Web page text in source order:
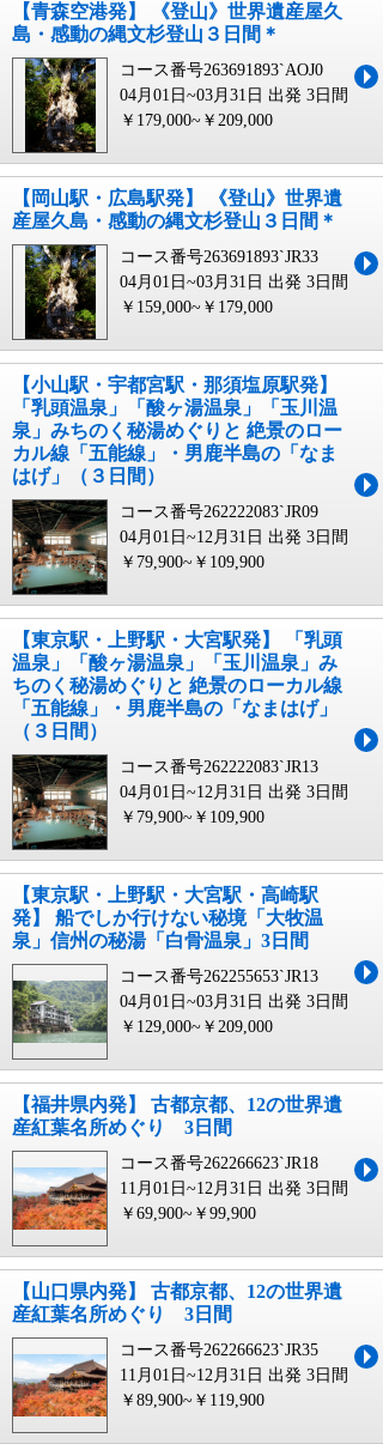
【青森空港発】 《登山》世界遺産屋久
島・感動の縄文杉登山３日間＊
コース番号263691893`AOJ0
04月01日~03月31日 出発 3日間
￥179,000~￥209,000
【岡山駅・広島駅発】 《登山》世界遺
産屋久島・感動の縄文杉登山３日間＊
コース番号263691893`JR33
04月01日~03月31日 出発 3日間
￥159,000~￥179,000
【小山駅・宇都宮駅・那須塩原駅発】
「乳頭温泉」「酸ヶ湯温泉」「玉川温
泉」みちのく秘湯めぐりと 絶景のロー
カル線「五能線」・男鹿半島の「なま
はげ」（３日間）
コース番号262222083`JR09
04月01日~12月31日 出発 3日間
￥79,900~￥109,900
【東京駅・上野駅・大宮駅発】 「乳頭
温泉」「酸ヶ湯温泉」「玉川温泉」み
ちのく秘湯めぐりと 絶景のローカル線
「五能線」・男鹿半島の「なまはげ」
（３日間）
コース番号262222083`JR13
04月01日~12月31日 出発 3日間
￥79,900~￥109,900
【東京駅・上野駅・大宮駅・高崎駅
発】 船でしか行けない秘境「大牧温
泉」信州の秘湯「白骨温泉」3日間
コース番号262255653`JR13
04月01日~03月31日 出発 3日間
￥129,000~￥209,000
【福井県内発】 古都京都、12の世界遺
産紅葉名所めぐり 3日間
コース番号262266623`JR18
11月01日~12月31日 出発 3日間
￥69,900~￥99,900
【山口県内発】 古都京都、12の世界遺
産紅葉名所めぐり 3日間
コース番号262266623`JR35
11月01日~12月31日 出発 3日間
￥89,900~￥119,900